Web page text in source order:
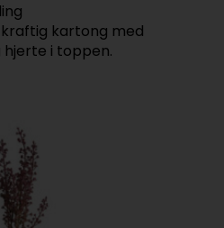
kartong med
i toppen.